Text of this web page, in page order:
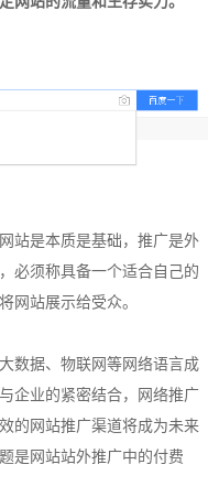
站是本质是基础，推广是外
必须称具备一个适合自己的
网站展示给受众。
数据、物联网等网络语言成
企业的紧密结合，网络推广
的网站推广渠道将成为未来
是网站站外推广中的付费